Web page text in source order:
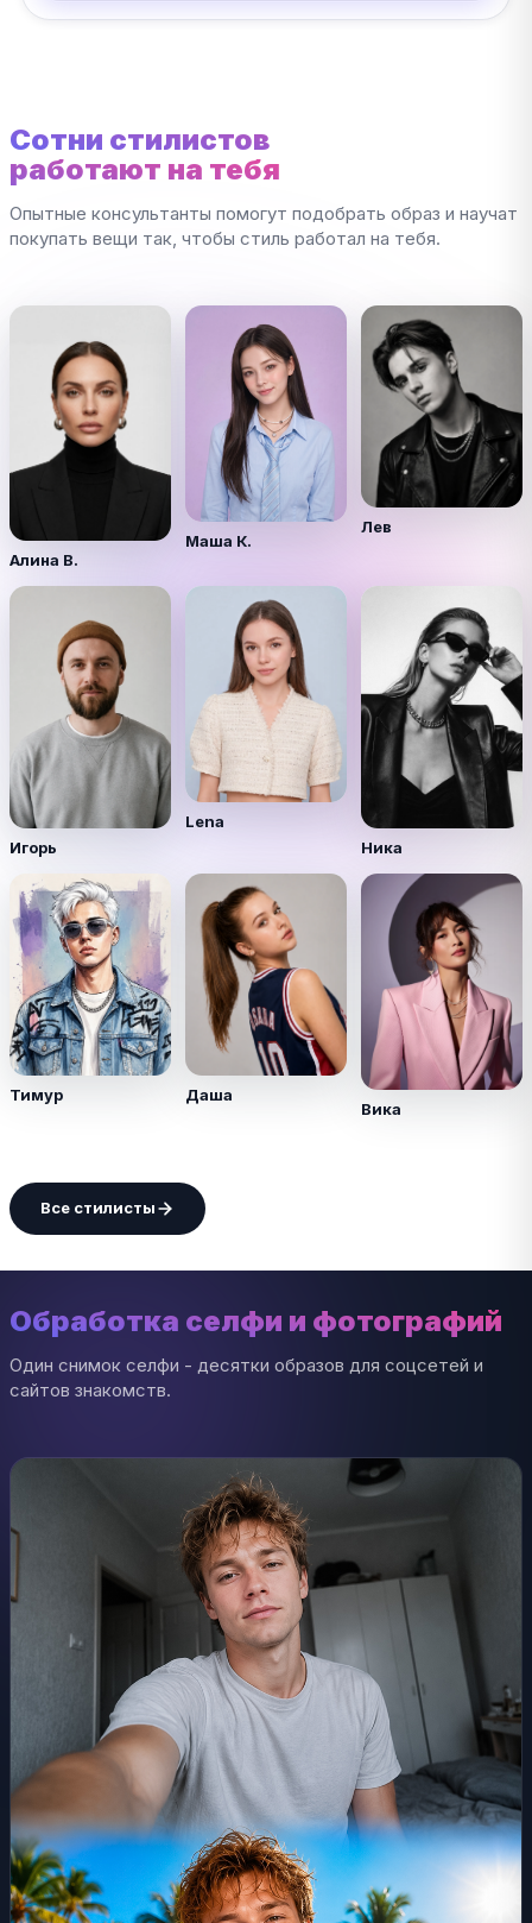
Сотни стилистов
работают на тебя
Опытные консультанты помогут подобрать образ и научат
покупать вещи так, чтобы стиль работал на тебя.
Алина В.
Маша К.
Лев
Игорь
Lena
Ника
Тимур Даша
Вика
Все стилисты
Обработка селфи и фотографий
Один снимок селфи - десятки образов для соцсетей и
сайтов знакомств.